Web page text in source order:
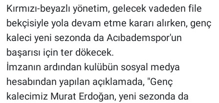
Kırmızı-beyazlı yönetim, gelecek vadeden file
bekçisiyle yola devam etme kararı alırken, genç
kaleci yeni sezonda da Acıbademspor'un
başarısı için ter dökecek.
İmzanın ardından kulübün sosyal medya
hesabından yapılan açıklamada, "Genç
kalecimiz Murat Erdoğan, yeni sezonda da